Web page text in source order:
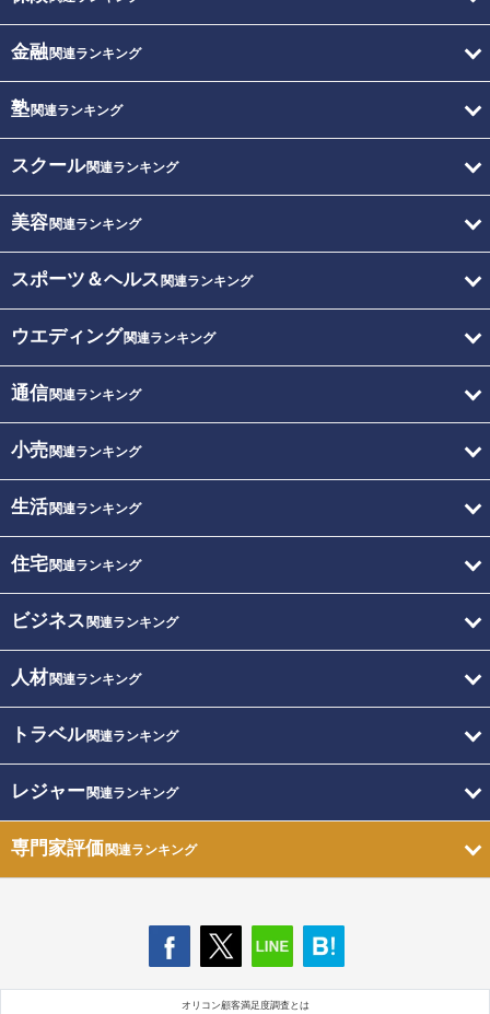
金融関連ランキング
塾関連ランキング
スクール関連ランキング
美容関連ランキング
スポーツ＆ヘルス 関連ランキング
ウエディング関連ランキング
通信関連ランキング
小売関連ランキング
生活関連ランキング
住宅関連ランキング
ビジネス 関連ランキング
人材関連ランキング
トラベル関連ランキング
レジャー関連ランキング
専門家評価関連ランキング
オリコン顧客満足度調査とは